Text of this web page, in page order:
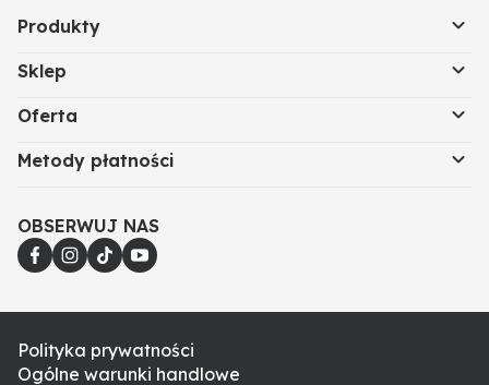
Produkty
Sklep
Oferta
Metody płatności
OBSERWUJ NAS
Polityka prywatności
Ogólne warunki handlowe